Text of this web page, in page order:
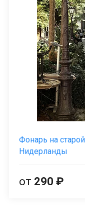
Фонарь на
Нидерланды
от 290 ₽